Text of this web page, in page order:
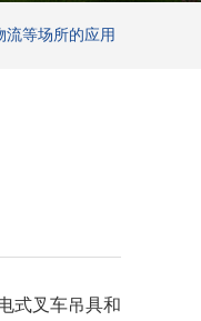
流等场所的应用
式叉车吊具和